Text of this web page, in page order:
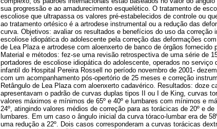
sua progressão e ao amadurecimento esquelético. O tratamento de
escoliose que ultrapassa os valores pré-estabelecidos de controle ou
ao tratamento ortésico é a artrodese instrumental ou a redução das
curva. Objetivos: avaliar os resultados e benefícios do uso da correção
escoliose idiopática do adolescente pela correção das deformações
de Lea Plaza e artrodese com aloenxerto de banco de órgãos fornecido
Material e métodos: fez-se uma revisão retrospectiva de uma série de
portadores de escoliose idiopática do adolescente, operados no serviço
infantil do Hospital Pereira Rossell no período novembro de 2001-
com um acompanhamento pós-opertório de 25 meses e correção
Retângulo de Lea Plaza com aloenxerto cadavérico. Resultados: doze
apresentavam o padrão de curvas duplas tipos II ou I de King, curvas
valores máximos e mínimos de 65º e 40º e lumbares com mínimos e
24º, atingindo valores médios de correção para as torácicas de 20º e de
lumbares. Em um caso o ângulo inicial da curva tóraco-lumbar era de
uma redução a 22º. Dois casos corresponderam a curvas torácicas